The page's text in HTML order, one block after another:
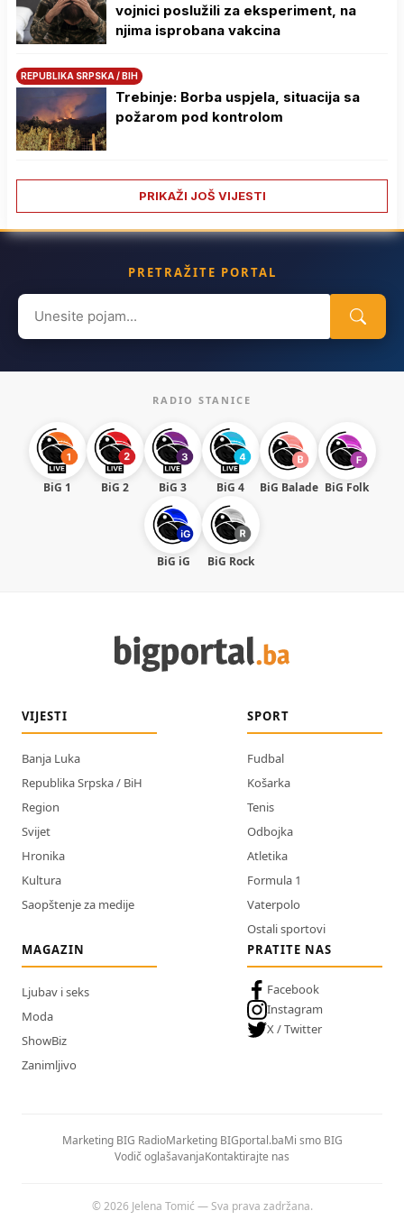
vojnici poslužili za eksperiment, na
njima isprobana vakcina
REPUBLIKA SRPSKA / BIH
Trebinje: Borba uspjela, situacija sa
požarom pod kontrolom
PRIKAŽI JOŠ VIJESTI
PRETRAŽITE PORTAL
Search
for:
RADIO STANICE
BiG 1 BiG 2 BiG 3 BiG 4 BiG Balade BiG Folk
BiG iG BiG Rock
VIJESTI
Banja Luka
Republika Srpska / BiH
Region
Svijet
Hronika
Kultura
Saopštenje za medije
SPORT
Fudbal
Košarka
Tenis
Odbojka
Atletika
Formula 1
Vaterpolo
Ostali sportovi
MAGAZIN
Ljubav i seks
Moda
ShowBiz
Zanimljivo
PRATITE NAS
Facebook
Instagram
X / Twitter
Marketing BIG RadioMarketing BIGportal.baMi smo BIG
Vodič oglašavanjaKontaktirajte nas
© 2026 Jelena Tomić — Sva prava zadržana.